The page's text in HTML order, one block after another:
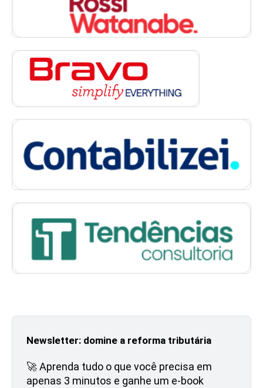
Newsletter: domine a reforma tributária
🚀 Aprenda tudo o que você precisa em
apenas 3 minutos e ganhe um e-book